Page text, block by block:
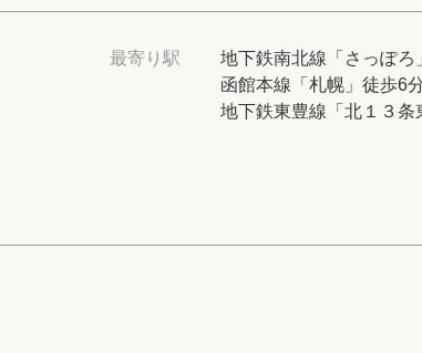
高級賃貸物件コラム modern classについ
会社概要
最寄り駅
地下鉄南北線「さっぽろ
函館本線「札幌」徒歩6
地下鉄東豊線「北１３条